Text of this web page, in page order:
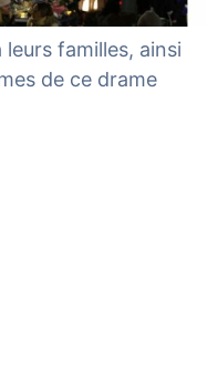
familles, ainsi
de ce drame